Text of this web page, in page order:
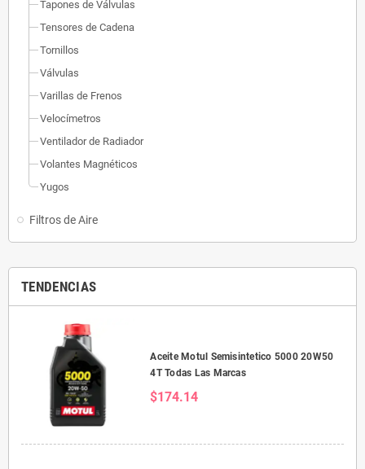
Tapones de Válvulas
Tensores de Cadena
Tornillos
Válvulas
Varillas de Frenos
Velocímetros
Ventilador de Radiador
Volantes Magnéticos
Yugos
Filtros de Aire
TENDENCIAS
Aceite Motul Semisintetico 5000 20W50
4T Todas Las Marcas
$174.14